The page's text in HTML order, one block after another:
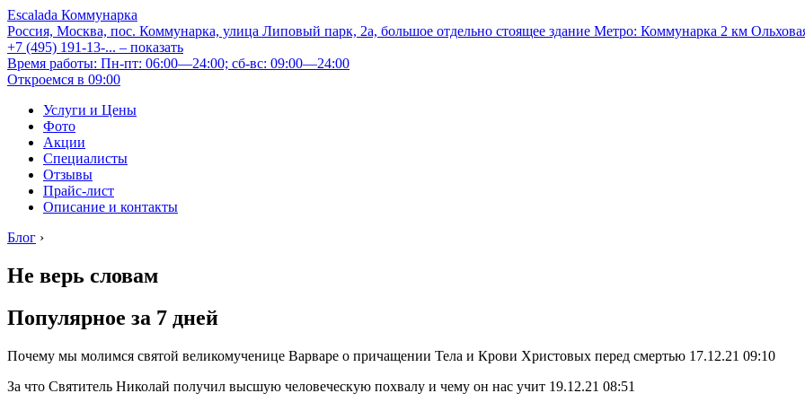
Escalada Коммунарка
Россия, Москва, пос. Коммунарка, улица Липовый парк, 2а, большое отдельно стоящее здание Метро: Коммунарка 2 км
+7 (495) 191-13-... – показать
Время работы: Пн-пт: 06:00—24:00; сб-вс: 09:00—24:00
Откроемся в 09:00
Услуги и Цены
Фото
Акции
Специалисты
Отзывы
Прайс-лист
Описание и контакты
Блог ›
Не верь словам
Популярное за 7 дней
Почему мы молимся святой великомученице Варваре о причащении Тела и Крови Христовых перед смертью 17.12.21 09:10
За что Святитель Николай получил высшую человеческую похвалу и чему он нас учит 19.12.21 08:51